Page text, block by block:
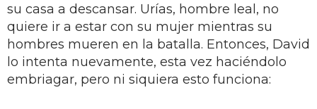
su casa a descansar. Urías, hombre leal, no
quiere ir a estar con su mujer mientras su
hombres mueren en la batalla. Entonces, David
lo intenta nuevamente, esta vez haciéndolo
embriagar, pero ni siquiera esto funciona: